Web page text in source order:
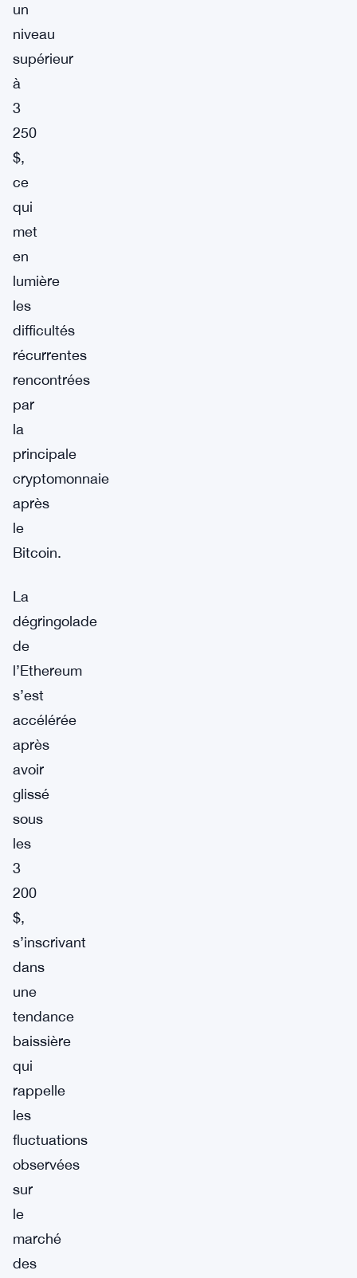
un
niveau
supérieur
à
3
250
$,
ce
qui
met
en
lumière
les
difficultés
récurrentes
rencontrées
par
la
principale
cryptomonnaie
après
le
Bitcoin.
La
dégringolade
de
l’Ethereum
s’est
accélérée
après
avoir
glissé
sous
les
3
200
$,
s’inscrivant
dans
une
tendance
baissière
qui
rappelle
les
fluctuations
observées
sur
le
marché
des